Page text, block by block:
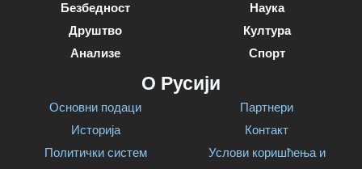
Безбедност
Друштво
Анализе
Наука
Култура
Спорт
О Русији
Основни подаци
Историја
Политички систем
Партнери
Контакт
Услови коришћења и